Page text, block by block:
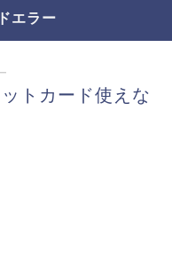
エラー
トカード使えな